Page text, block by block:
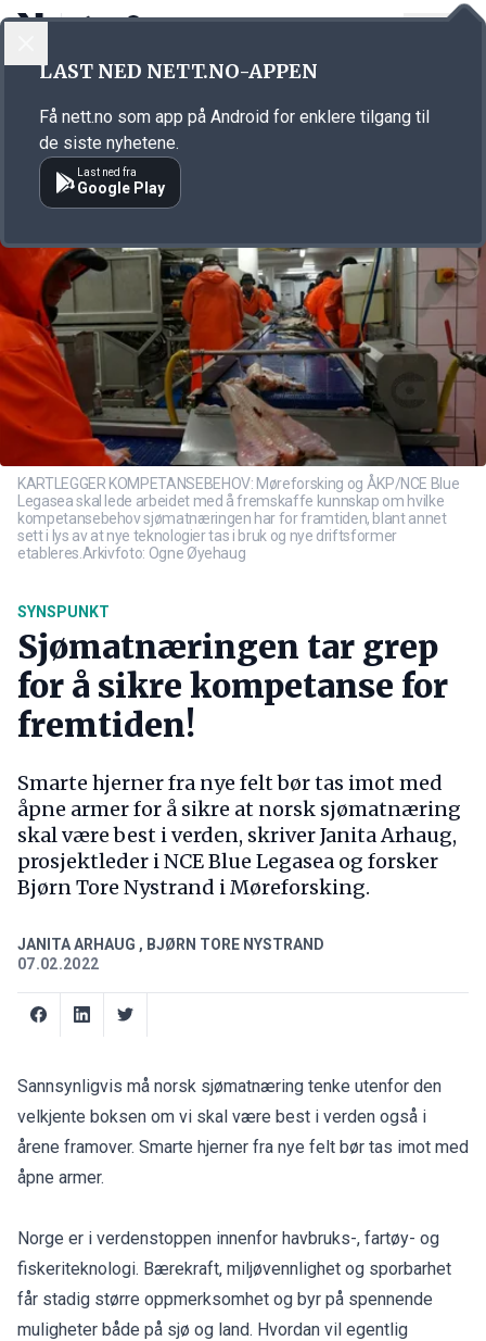
Annonsørinnhold
KARTLEGGER KOMPETANSEBEHOV: Møreforsking og ÅKP/NCE Blue
Legasea skal lede arbeidet med å fremskaffe kunnskap om hvilke
kompetansebehov sjømatnæringen har for framtiden, blant annet
sett i lys av at nye teknologier tas i bruk og nye driftsformer
etableres.Arkivfoto: Ogne Øyehaug
SYNSPUNKT
Sjømatnæringen tar grep
for å sikre kompetanse for
fremtiden!
Smarte hjerner fra nye felt bør tas imot med
åpne armer for å sikre at norsk sjømatnæring
skal være best i verden, skriver Janita Arhaug,
prosjektleder i NCE Blue Legasea og forsker
Bjørn Tore Nystrand i Møreforsking.
JANITA ARHAUG , BJØRN TORE NYSTRAND
07.02.2022
Sannsynligvis må norsk sjømatnæring tenke utenfor den
velkjente boksen om vi skal være best i verden også i
årene framover. Smarte hjerner fra nye felt bør tas imot med
åpne armer.
Norge er i verdenstoppen innenfor havbruks-, fartøy- og
fiskeriteknologi. Bærekraft, miljøvennlighet og sporbarhet
får stadig større oppmerksomhet og byr på spennende
muligheter både på sjø og land. Hvordan vil egentlig
LAST NED NETT.NO-APPEN
Få nett.no som app på Android for enklere tilgang til
de siste nyhetene.
Last ned fra
Google Play